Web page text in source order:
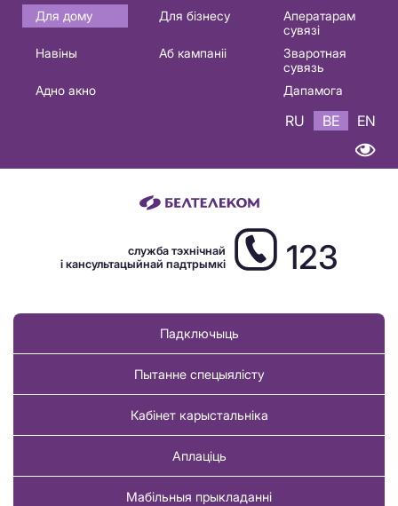
Основная
навигация
Для дому Для бізнесу
Аператарам
сувязі
Навіны
Аб кампаніі
Зваротная
сувязь
Адно акно
Дапамога
RU BE EN
служба тэхнічнай
і кансультацыйнай падтрымкі
123
Падключыць
Пытанне спецыялісту
Кабінет карыстальніка
Аплаціць
Мабільныя прыкладанні